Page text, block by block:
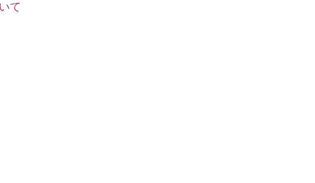
て